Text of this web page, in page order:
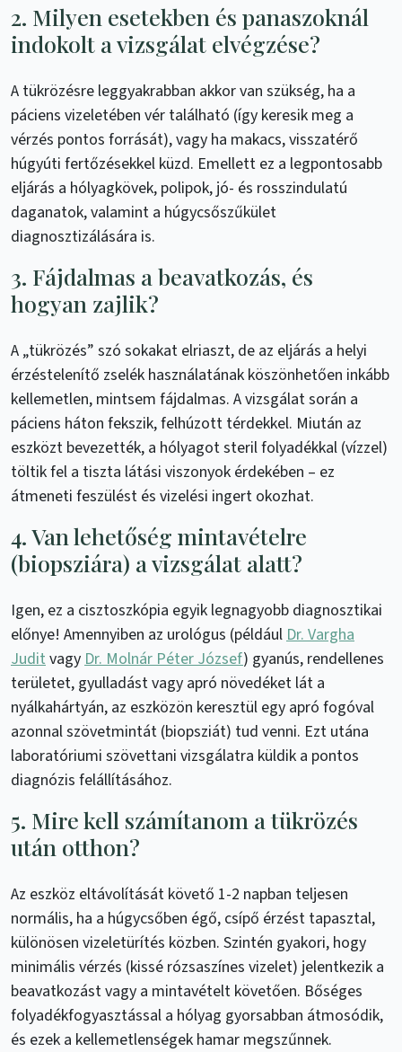
2. Milyen esetekben és panaszoknál
indokolt a vizsgálat elvégzése?
A tükrözésre leggyakrabban akkor van szükség, ha a
páciens vizeletében vér található (így keresik meg a
vérzés pontos forrását), vagy ha makacs, visszatérő
húgyúti fertőzésekkel küzd. Emellett ez a legpontosabb
eljárás a hólyagkövek, polipok, jó- és rosszindulatú
daganatok, valamint a húgycsőszűkület
diagnosztizálására is.
3. Fájdalmas a beavatkozás, és
hogyan zajlik?
A „tükrözés” szó sokakat elriaszt, de az eljárás a helyi
érzéstelenítő zselék használatának köszönhetően inkább
kellemetlen, mintsem fájdalmas. A vizsgálat során a
páciens háton fekszik, felhúzott térdekkel. Miután az
eszközt bevezették, a hólyagot steril folyadékkal (vízzel)
töltik fel a tiszta látási viszonyok érdekében – ez
átmeneti feszülést és vizelési ingert okozhat.
4. Van lehetőség mintavételre
(biopsziára) a vizsgálat alatt?
Igen, ez a cisztoszkópia egyik legnagyobb diagnosztikai
előnye! Amennyiben az urológus (például Dr. Vargha
Judit vagy Dr. Molnár Péter József) gyanús, rendellenes
területet, gyulladást vagy apró növedéket lát a
nyálkahártyán, az eszközön keresztül egy apró fogóval
azonnal szövetmintát (biopsziát) tud venni. Ezt utána
laboratóriumi szövettani vizsgálatra küldik a pontos
diagnózis felállításához.
5. Mire kell számítanom a tükrözés
után otthon?
Az eszköz eltávolítását követő 1-2 napban teljesen
normális, ha a húgycsőben égő, csípő érzést tapasztal,
különösen vizeletürítés közben. Szintén gyakori, hogy
minimális vérzés (kissé rózsaszínes vizelet) jelentkezik a
beavatkozást vagy a mintavételt követően. Bőséges
folyadékfogyasztással a hólyag gyorsabban átmosódik,
és ezek a kellemetlenségek hamar megszűnnek.